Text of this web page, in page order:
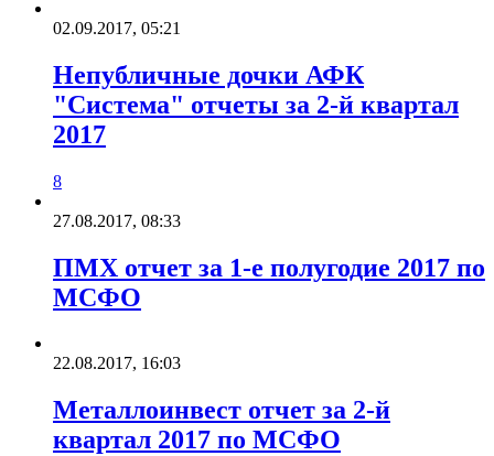
02.09.2017, 05:21
Непубличные дочки АФК
"Система" отчеты за 2-й квартал
2017
8
27.08.2017, 08:33
ПМХ отчет за 1-е полугодие 2017 по
МСФО
22.08.2017, 16:03
Металлоинвест отчет за 2-й
квартал 2017 по МСФО